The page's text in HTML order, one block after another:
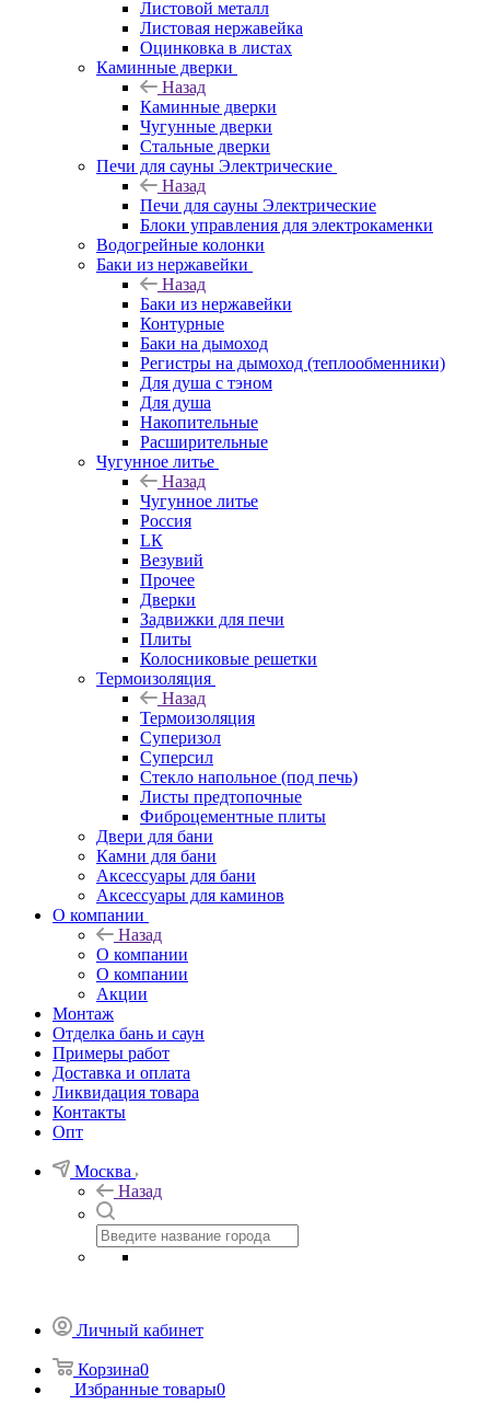
Листовой металл
Листовая нержавейка
Оцинковка в листах
Каминные дверки
Назад
Каминные дверки
Чугунные дверки
Стальные дверки
Печи для сауны Электрические
Назад
Печи для сауны Электрические
Блоки управления для электрокаменки
Водогрейные колонки
Баки из нержавейки
Назад
Баки из нержавейки
Контурные
Баки на дымоход
Регистры на дымоход (теплообменники)
Для душа с тэном
Для душа
Накопительные
Расширительные
Чугунное литье
Назад
Чугунное литье
Россия
LК
Везувий
Прочее
Дверки
Задвижки для печи
Плиты
Колосниковые решетки
Термоизоляция
Назад
Термоизоляция
Суперизол
Суперсил
Стекло напольное (под печь)
Листы предтопочные
Фиброцементные плиты
Двери для бани
Камни для бани
Аксессуары для бани
Аксессуары для каминов
О компании
Назад
О компании
О компании
Акции
Монтаж
Отделка бань и саун
Примеры работ
Доставка и оплата
Ликвидация товара
Контакты
Опт
Москва
Назад
Личный кабинет
Корзина0
Избранные товары0